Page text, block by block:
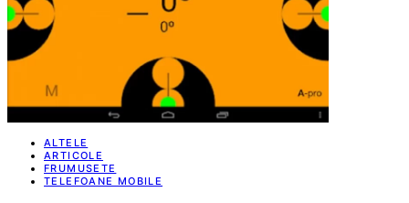
ALTELE
ARTICOLE
FRUMUSETE
TELEFOANE MOBILE